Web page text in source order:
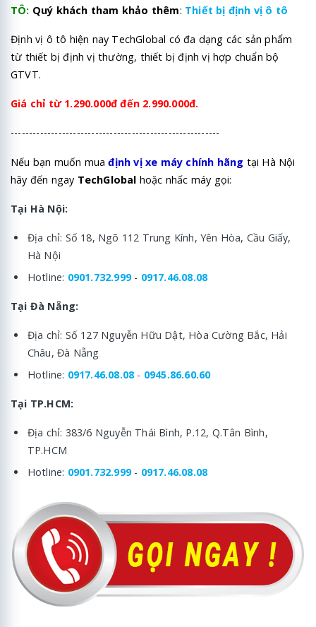
TÔ: Quý khách tham khảo thêm: Thiết bị định vị ô tô
Định vị ô tô hiện nay TechGlobal có đa dạng các sản phẩm
từ thiết bị định vị thường, thiết bị định vị hợp chuẩn bộ
GTVT.
Giá chỉ từ 1.290.000đ đến 2.990.000đ.
---------------------------------------------------------
Nếu bạn muốn mua định vị xe máy chính hãng tại Hà Nội
hãy đến ngay TechGlobal hoặc nhấc máy gọi:
Tại Hà Nội:
Địa chỉ: Số 18, Ngõ 112 Trung Kính, Yên Hòa, Cầu Giấy,
Hà Nội
Hotline: 0901.732.999- 0917.46.08.08
Tại Đà Nẵng:
Địa chỉ: Số 127 Nguyễn Hữu Dật, Hòa Cường Bắc, Hải
Châu, Đà Nẵng
Hotline: 0917.46.08.08- 0945.86.60.60
Tại TP.HCM:
Địa chỉ: 383/6 Nguyễn Thái Bình, P.12, Q.Tân Bình,
TP.HCM
Hotline: 0901.732.999- 0917.46.08.08